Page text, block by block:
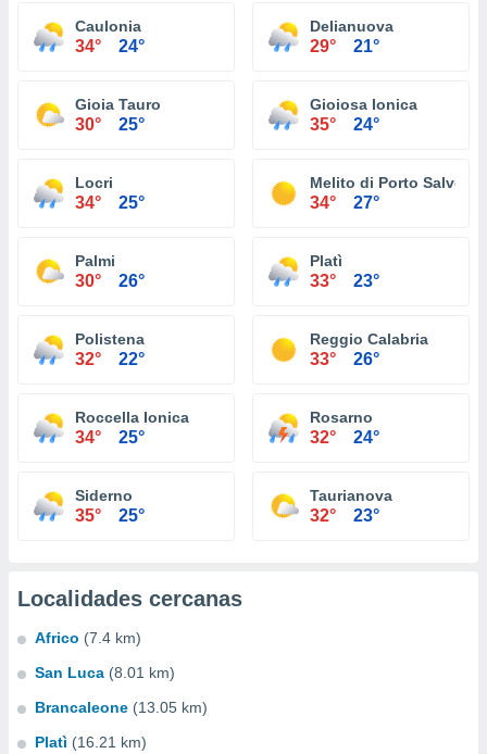
Caulonia
34° 24°
Delianuova
29° 21°
Gioia Tauro
30° 25°
Gioiosa Ionica
35° 24°
Locri
34° 25°
Melito di Porto Salvo
34° 27°
Palmi
30° 26°
Platì
33° 23°
Polistena
32° 22°
Reggio Calabria
33° 26°
Roccella Ionica
34° 25°
Rosarno
32° 24°
Siderno
35° 25°
Taurianova
32° 23°
Localidades cercanas
Africo (7.4 km)
San Luca (8.01 km)
Brancaleone (13.05 km)
Platì (16.21 km)